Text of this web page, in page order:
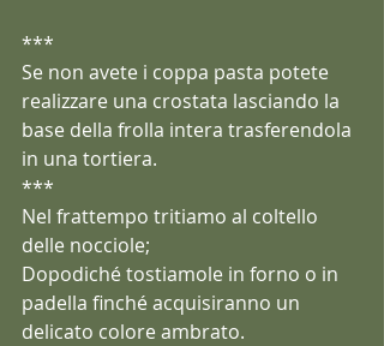
***
Se non avete i coppa pasta potete
realizzare una crostata lasciando la
base della frolla intera trasferendola
in una tortiera.
***
Nel frattempo tritiamo al coltello
delle nocciole;
Dopodiché tostiamole in forno o in
padella finché acquisiranno un
delicato colore ambrato.